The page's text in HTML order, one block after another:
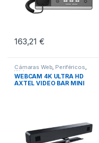
163,21€
Cámaras Web, Periféricos,
Webcams
WEBCAM 4K ULTRA HD
AXTEL VIDEO BAR MINI